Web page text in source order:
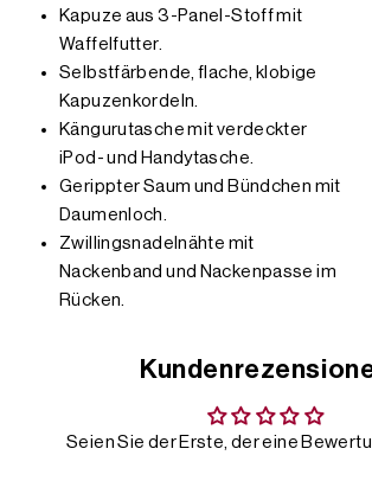
Kapuze aus 3-Panel-Stoff mit
Waffelfutter.
Selbstfärbende, flache, klobige
Kapuzenkordeln.
Kängurutasche mit verdeckter
iPod- und Handytasche.
Gerippter Saum und Bündchen mit
Daumenloch.
Zwillingsnadelnähte mit
Nackenband und Nackenpasse im
Rücken.
Seien Sie der Erste, der eine